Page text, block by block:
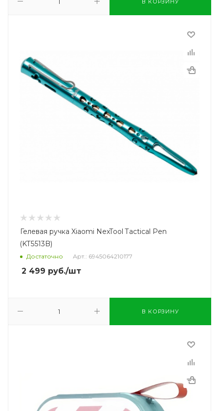
Гелевая ручка Xiaomi NexTool Tactical Pen
(KT5513B)
Достаточно Арт.: 6945064210177
2 499 руб./шт
В КОРЗИНУ